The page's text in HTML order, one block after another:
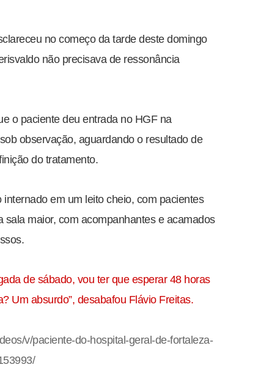
no começo da tarde deste domingo
não precisava de ressonância
o paciente deu entrada no HGF na
observação, aguardando o resultado de
do tratamento.
em um leito cheio, com pacientes
maior, com acompanhantes e acamados
de sábado, vou ter que esperar 48 horas
Um absurdo”, desabafou Flávio Freitas.
v/paciente-do-hospital-geral-de-fortaleza-